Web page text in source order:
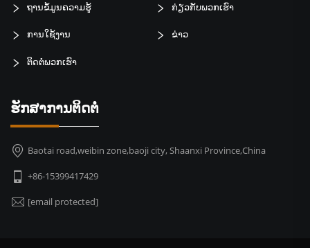
ຖານຂໍ້ມູນຄວາມຮູ້ ກ່ຽວກັບພວກເຮົາ
ການໃຊ້ງານ ຂ່າວ
ຕິດຕໍ່ພວກເຮົາ
ຮັກສາການຕິດຕໍ່
Baotai road,weibin zone,baoji city, Shaanxi Province,China
+86-15399417429
[email protected]